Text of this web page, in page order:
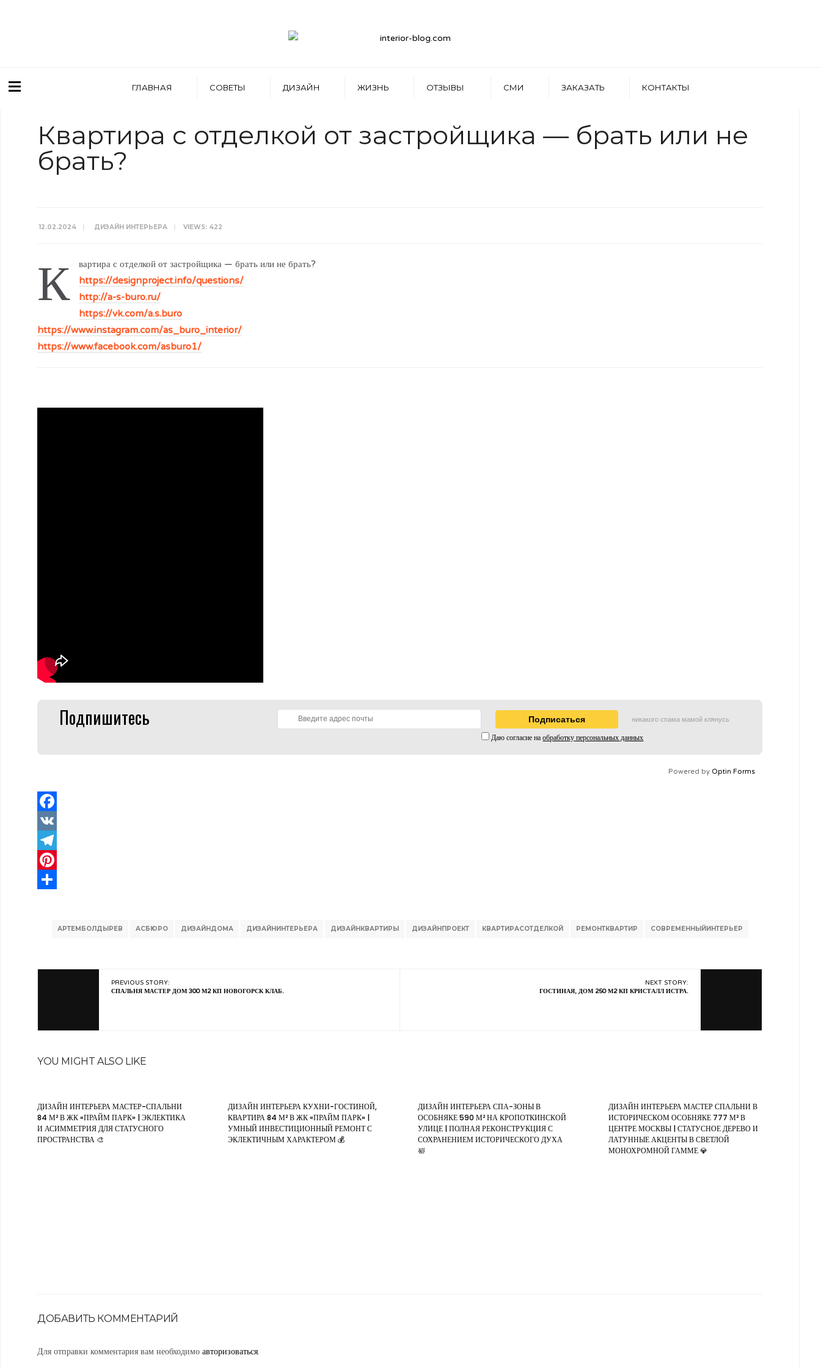
ГЛАВНАЯ СОВЕТЫ ДИЗАЙН ЖИЗНЬ ОТЗЫВЫ СМИ ЗАКАЗАТЬ КОНТАКТЫ
Квартира с отделкой от застройщика — брать или не
брать?
12.02.2024 | ДИЗАЙН ИНТЕРЬЕРА | VIEWS: 422
К
вартира с отделкой от застройщика — брать или не брать?
https://designproject.info/questions/
http://a-s-buro.ru/
https://vk.com/a.s.buro
https://www.instagram.com/as_buro_interior/
https://www.facebook.com/asburo1/
Подпишитесь никакого спама мамой клянусь
Даю согласие наобработку персональных данных
Powered by Optin Forms
Facebook
VK
Telegram
Pinterest
АРТЕМБОЛДЫРЕВ АСБЮРО ДИЗАЙНДОМА ДИЗАЙНИНТЕРЬЕРА ДИЗАЙНКВАРТИРЫ ДИЗАЙНПРОЕКТ КВАРТИРАСОТДЕЛКОЙ РЕМОНТКВАРТИР СОВРЕМЕННЫЙИНТЕРЬЕР
PREVIOUS STORY:
СПАЛЬНЯ МАСТЕР ДОМ 300 М2 КП НОВОГОРСК КЛАБ.
NEXT STORY:
ГОСТИНАЯ, ДОМ 250 М2 КП КРИСТАЛЛ ИСТРА.
YOU MIGHT ALSO LIKE
ДИЗАЙН ИНТЕРЬЕРА МАСТЕР-СПАЛЬНИ
84 М² В ЖК «ПРАЙМ ПАРК» | ЭКЛЕКТИКА
И АСИММЕТРИЯ ДЛЯ СТАТУСНОГО
ПРОСТРАНСТВА 🎨
ДИЗАЙН ИНТЕРЬЕРА КУХНИ-ГОСТИНОЙ,
КВАРТИРА 84 М² В ЖК «ПРАЙМ ПАРК» |
УМНЫЙ ИНВЕСТИЦИОННЫЙ РЕМОНТ С
ЭКЛЕКТИЧНЫМ ХАРАКТЕРОМ 💰
ДИЗАЙН ИНТЕРЬЕРА СПА-ЗОНЫ В
ОСОБНЯКЕ 590 М² НА КРОПОТКИНСКОЙ
УЛИЦЕ | ПОЛНАЯ РЕКОНСТРУКЦИЯ С
СОХРАНЕНИЕМ ИСТОРИЧЕСКОГО ДУХА
🛀
ДИЗАЙН ИНТЕРЬЕРА МАСТЕР СПАЛЬНИ В
ИСТОРИЧЕСКОМ ОСОБНЯКЕ 777 М² В
ЦЕНТРЕ МОСКВЫ | СТАТУСНОЕ ДЕРЕВО И
ЛАТУННЫЕ АКЦЕНТЫ В СВЕТЛОЙ
МОНОХРОМНОЙ ГАММЕ 💎
ДОБАВИТЬ КОММЕНТАРИЙ
Для отправки комментария вам необходимо авторизоваться.